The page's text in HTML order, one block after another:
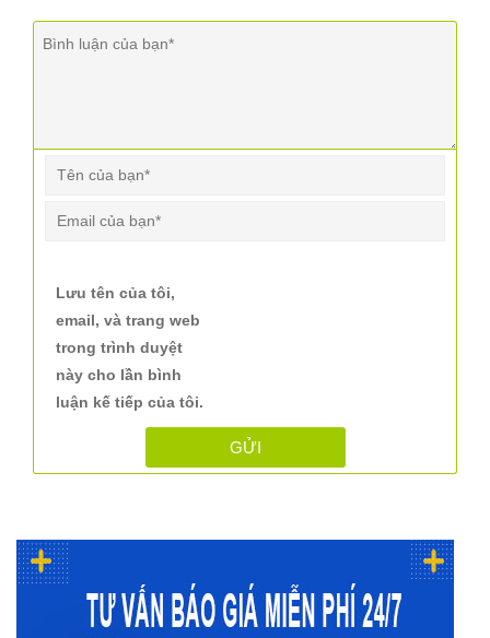
Lưu tên của tôi,
email, và trang web
trong trình duyệt
này cho lần bình
luận kế tiếp của tôi.